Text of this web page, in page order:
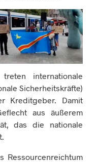
internationale
Sicherheitskräfte)
Kreditgeber. Damit
aus äußerem
das die nationale
Ressourcenreichtum